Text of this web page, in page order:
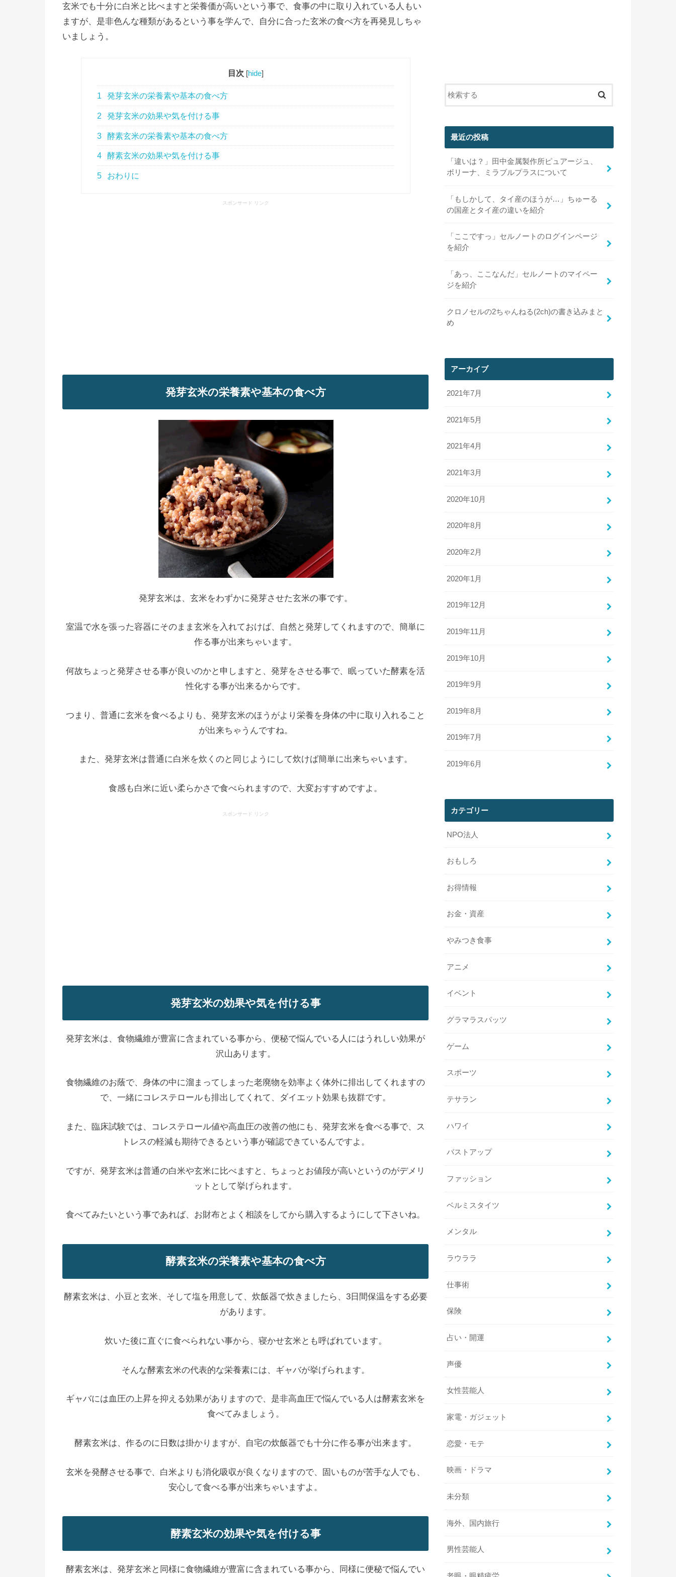
玄米でも十分に白米と比べますと栄養価が高いという事で、食事の中に取り入れている人もい
ますが、是非色んな種類があるという事を学んで、 自分に合った玄米の食べ方を再発見しちゃ
いましょう。
目次 [hide]
1 発芽玄米の栄養素や基本の食べ方
2 発芽玄米の効果や気を付ける事
3 酵素玄米の栄養素や基本の食べ方
4 酵素玄米の効果や気を付ける事
5 おわりに
スポンサード リンク
発芽玄米の栄養素や基本の食べ方
発芽玄米は、玄米をわずかに発芽させた玄米の事です。
室温で水を張った容器にそのまま玄米を入れておけば、自然と発芽してくれますので、簡単に
作る事が出来ちゃいます。
何故ちょっと発芽させる事が良いのかと申しますと、発芽をさせる事で、 眠っていた酵素を活
性化する事が出来るからです。
つまり、普通に玄米を食べるよりも、発芽玄米のほうがより栄養を身体の中に取り入れること
が出来ちゃうんですね。
また、発芽玄米は普通に白米を炊くのと同じようにして炊けば簡単に出来ちゃいます。
食感も白米に近い柔らかさで食べられますので、大変おすすめですよ。
スポンサード リンク
発芽玄米の効果や気を付ける事
発芽玄米は、食物繊維が豊富に含まれている事から、 便秘で悩んでいる人にはうれしい効果が
沢山あります。
食物繊維のお蔭で、身体の中に溜まってしまった老廃物を効率よく体外に排出してくれますの
で、一緒にコレステロールも排出してくれて、ダイエット効果も抜群です。
また、臨床試験では、 コレステロール値や高血圧の改善の他にも、発芽玄米を食べる事で、 ス
トレスの軽減も期待できるという事が確認できているんですよ。
ですが、発芽玄米は普通の白米や玄米に比べますと、ちょっとお値段が高いというのがデメリ
ットとして挙げられます。
食べてみたいという事であれば、お財布とよく相談をしてから購入するようにして下さいね。
酵素玄米の栄養素や基本の食べ方
酵素玄米は、小豆と玄米、そして塩を用意して、炊飯器で炊きましたら、3日間保温をする必要
があります。
炊いた後に直ぐに食べられない事から、 寝かせ玄米 とも呼ばれています。
そんな酵素玄米の代表的な栄養素には、ギャバが挙げられます。
ギャバには血圧の上昇を抑える効果がありますので、是非高血圧で悩んでいる人 は酵素玄米を
食べてみましょう。
酵素玄米は、作るのに日数は掛かりますが、自宅の炊飯器でも十分に作る事が出来ます。
玄米を発酵させる事で、白米よりも消化吸収が良くなりますので、 固いものが苦手な人 でも、
安心して食べる事が出来ちゃいますよ。
酵素玄米の効果や気を付ける事
酵素玄米は、発芽玄米と同様に食物繊維が豊富に含まれている事から、同様に便秘で悩んでい
最近の投稿
「違いは？」田中金属製作所ピュアージュ、
ボリーナ、ミラブルプラスについて
「もしかして、タイ産のほうが…」ちゅーる
の国産とタイ産の違いを紹介
「ここですっ」セルノートのログインページ
を紹介
「あっ、ここなんだ」セルノートのマイペー
ジを紹介
クロノセルの2ちゃんねる(2ch)の書き込みまと
め
アーカイブ
2021年7月
2021年5月
2021年4月
2021年3月
2020年10月
2020年8月
2020年2月
2020年1月
2019年12月
2019年11月
2019年10月
2019年9月
2019年8月
2019年7月
2019年6月
カテゴリー
NPO法人
おもしろ
お得情報
お金・資産
やみつき食事
アニメ
イベント
グラマラスパッツ
ゲーム
スポーツ
テサラン
ハワイ
バストアップ
ファッション
ベルミスタイツ
メンタル
ラウララ
仕事術
保険
占い・開運
声優
女性芸能人
家電・ガジェット
恋愛・モテ
映画・ドラマ
未分類
海外、国内旅行
男性芸能人